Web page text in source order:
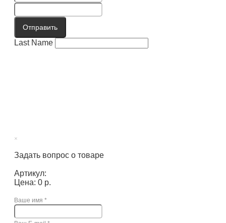
Отправить
Last Name
×
Задать вопрос о товаре
Артикул:
Цена: 0 р.
Ваше имя *